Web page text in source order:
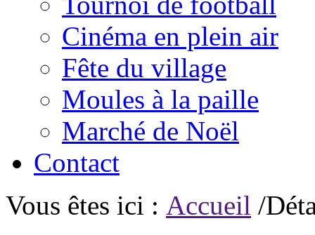
Cinéma en plein air
Fête du village
Moules à la paille
Marché de Noël
Contact
Vous êtes ici : Accueil /